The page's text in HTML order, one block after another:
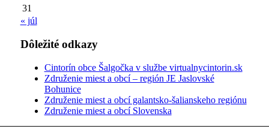
31
« júl
Dôležité odkazy
Cintorín obce Šalgočka v službe virtualnycintorin.sk
Združenie miest a obcí – región JE Jaslovské
Bohunice
Združenie miest a obcí galantsko-šalianskeho regiónu
Združenie miest a obcí Slovenska